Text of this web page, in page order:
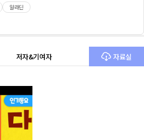
알라딘
저자&기여자 자료실